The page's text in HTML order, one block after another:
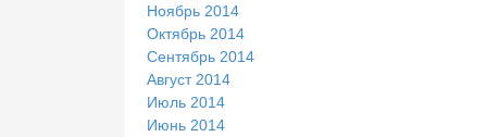
Ноябрь 2014
Октябрь 2014
Сентябрь 2014
Август 2014
Июль 2014
Июнь 2014